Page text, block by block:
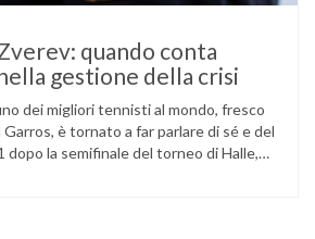
quando conta
gestione della crisi
dei migliori tennisti al mondo, fresco
è tornato a far parlare di sé e del
dopo la semifinale del torneo di Halle,